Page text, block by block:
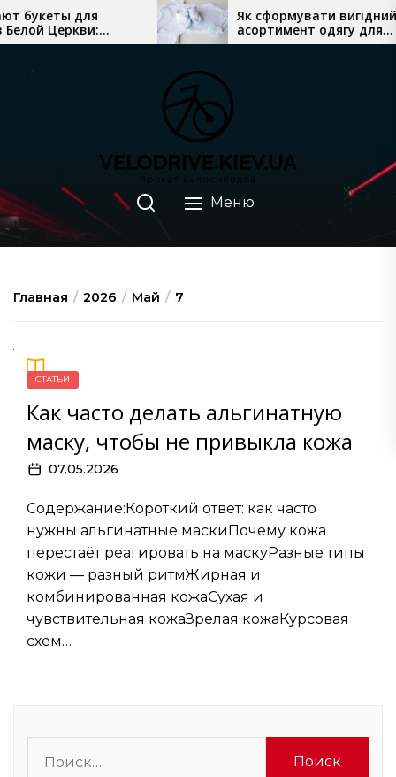
Перейти
к
букеты для
Церкви:
до курьера
Як сформувати вигідний
асортимент одягу для
новонароджених у
Меню
Главная 2026 Май 7
СТАТЬИ
Как часто делать альгинатную
маску, чтобы не привыкла кожа
07.05.2026
Содержание:Короткий ответ: как часто
нужны альгинатные маскиПочему кожа
перестаёт реагировать на маскуРазные типы
кожи — разный ритмЖирная и
комбинированная кожаСухая и
чувствительная кожаЗрелая кожаКурсовая
схем…